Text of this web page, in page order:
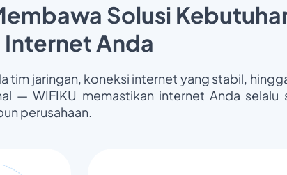
Solusi
Internet Anda
tim jaringan, koneksi internet yang stabil,
— WIFIKU memastikan internet Anda selalu
perusahaan.